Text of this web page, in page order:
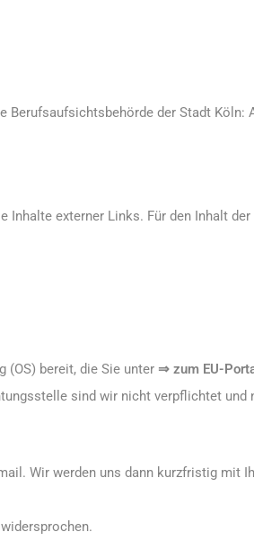
Berufsaufsichtsbehörde der Stadt
externer Links. Für den Inhalt
bereit, die Sie unter ⇒ zum EU-
sind wir nicht verpflichtet und
Wir werden uns dann kurzfristig mit